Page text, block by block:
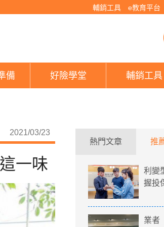
輔銷工具 e教育平台
緋聞綠委王定宇夫婦手持8張保單 保險理財最愛
備 好險學堂 輔銷工具
2021/03/23
一味
熱門文章 推
利變
握投
業者